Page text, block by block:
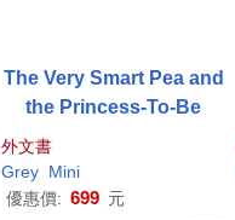
The Very Smart Pea and
the Princess-To-Be
外文書
Grey Mini
優惠價: 699 元